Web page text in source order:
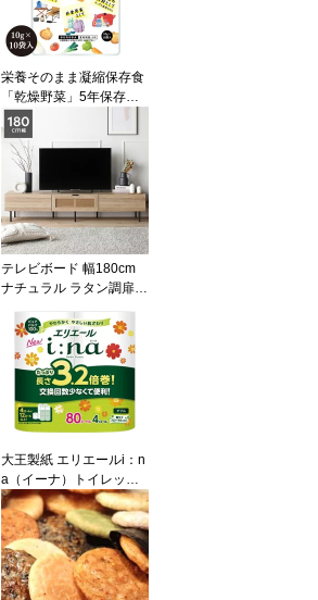
栄養そのまま凝縮保存食
「乾燥野菜」5年保存（1
袋10g×10袋）【5個セッ
ト】
テレビボード 幅180cm
ナチュラル ラタン調扉
ン スチール TVボード テ
レビ台 TV台 ディスプレ
イボード ローボード サ
イドボード リビングボー
ド テレビ収納棚 TV収納
棚 ディスプレイ家具 イ
大王製紙 エリエールi：n
a（イーナ）トイレット
ティシュー 3.2倍巻 ダブ
ル 芯あり 80m 1セット
（64ロール：4ロール×1
6パック）